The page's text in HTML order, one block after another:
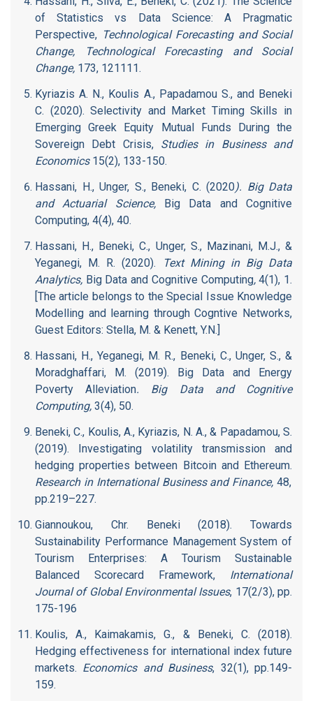
of Statistics vs Data Science: A Pragmatic
Perspective, Technological Forecasting and Social
Change, Technological Forecasting and Social
Change, 173, 121111.
Kyriazis A. N., Koulis A., Papadamou S., and Beneki
C. (2020). Selectivity and Market Timing Skills in
Emerging Greek Equity Mutual Funds During the
Sovereign Debt Crisis, Studies in Business and
Economics15(2), 133-150.
Hassani, H., Unger, S., Beneki, C. (2020). Big Data
and Actuarial Science, Big Data and Cognitive
Computing, 4(4), 40.
Hassani, H., Beneki, C., Unger, S., Mazinani, M.J., &
Yeganegi, M. R. (2020).
Text Mining in Big Data
Analytics, Big Data and Cognitive Computing,4(1), 1.
[The article belongs to the Special Issue Knowledge
Modelling and learning through Cogntive Networks,
Guest Editors: Stella, M. & Kenett, Y.N.]
Hassani, H., Yeganegi, M. R., Beneki, C., Unger, S., &
Moradghaffari, M. (2019). Big Data and Energy
Poverty Alleviation. Big Data and Cognitive
Computing, 3(4), 50.
Beneki, C., Koulis, A., Kyriazis, N. A., & Papadamou, S.
(2019). Investigating volatility transmission and
hedging properties between Bitcoin and Ethereum.
Research in International Business and Finance,48,
pp.219–227.
Giannoukou, Chr. Beneki (2018). Towards
Sustainability Performance Management System of
Tourism Enterprises: A Tourism Sustainable
Balanced Scorecard Framework, International
Journal of Global Environmental Issues, 17(2/3), pp.
175-196
Koulis, A., Kaimakamis, G., & Beneki, C. (2018).
Hedging effectiveness for international index future
markets. Economics and Business, 32(1), pp.149-
159.